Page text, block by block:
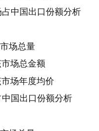
中国出口份额分析
场总量
场总金额
场年度均价
国出口份额分析